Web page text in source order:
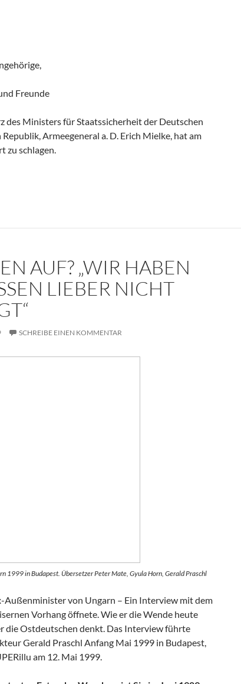
Freunde
des Ministers für Staatssicherheit der Deutschen
Armeegeneral a. D. Erich Mielke, hat am
zu schlagen.
Die Trauerrede für Erich Mielke (1907-2000)
AUF? „WIR HABEN
LIEBER NICHT
SCHREIBE EINEN KOMMENTAR
1999 in Budapest. Übersetzer Peter Mate, Gyula Horn, Gerald Praschl
Außenminister von Ungarn – Ein Interview mit dem
Vorhang öffnete. Wie er die Wende heute
die Ostdeutschen denkt. Das Interview führte
Gerald Praschl Anfang Mai 1999 in Budapest,
am 12. Mai 1999.